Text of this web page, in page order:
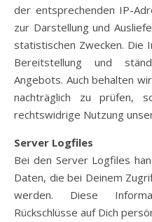
der entsprechenden IP-
zur Darstellung und
statistischen Zwecken. Die
Bereitstellung und
Angebots. Auch behalten
nachträglich zu prüfen,
rechtswidrige Nutzung
Server Logfiles
Bei den Server Logfiles
Daten, die bei Deinem
werden. Diese
Rückschlüsse auf Dich